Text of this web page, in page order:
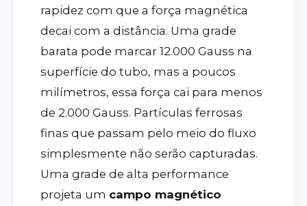
rapidez com que a força magnética
decai com a distância. Uma grade
barata pode marcar 12.000 Gauss na
superfície do tubo, mas a poucos
milímetros, essa força cai para menos
de 2.000 Gauss. Partículas ferrosas
finas que passam pelo meio do fluxo
simplesmente não serão capturadas.
Uma grade de alta performance
projeta um campo magnético